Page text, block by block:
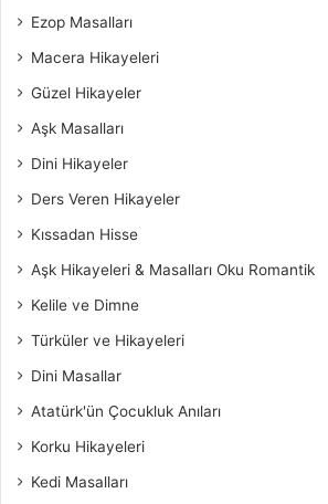
Ezop Masalları
Macera Hikayeleri
Güzel Hikayeler
Aşk Masalları
Dini Hikayeler
Ders Veren Hikayeler
Kıssadan Hisse
Aşk Hikayeleri & Masalları Oku Romantik
Kelile ve Dimne
Türküler ve Hikayeleri
Dini Masallar
Atatürk'ün Çocukluk Anıları
Korku Hikayeleri
Kedi Masalları